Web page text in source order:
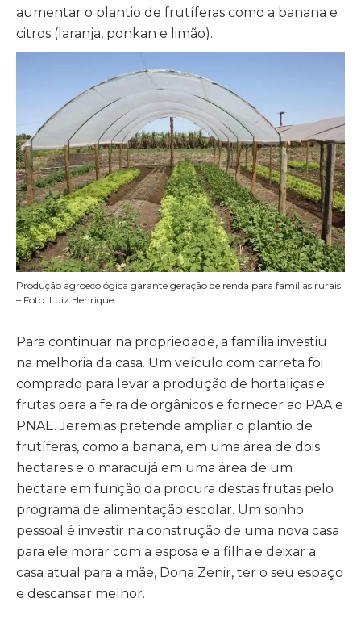
aumentar o plantio de frutíferas como a banana e
citros (laranja, ponkan e limão).
Produção agroecológica garante geração de renda para famílias rurais
– Foto: Luiz Henrique
Para continuar na propriedade, a família investiu
na melhoria da casa. Um veículo com carreta foi
comprado para levar a produção de hortaliças e
frutas para a feira de orgânicos e fornecer ao PAA e
PNAE. Jeremias pretende ampliar o plantio de
frutíferas, como a banana, em uma área de dois
hectares e o maracujá em uma área de um
hectare em função da procura destas frutas pelo
programa de alimentação escolar. Um sonho
pessoal é investir na construção de uma nova casa
para ele morar com a esposa e a filha e deixar a
casa atual para a mãe, Dona Zenir, ter o seu espaço
e descansar melhor.